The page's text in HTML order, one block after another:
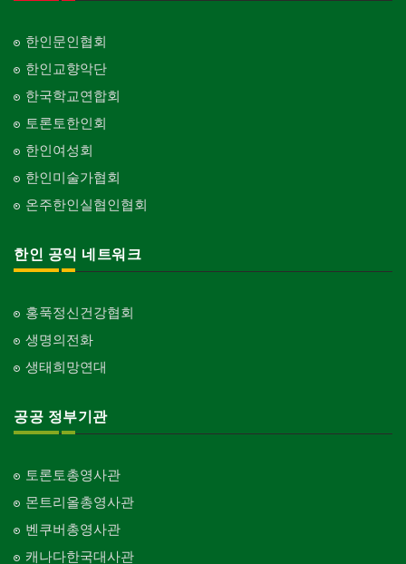
한인문인협회
한인교향악단
한국학교연합회
토론토한인회
한인여성회
한인미술가협회
온주한인실협인협회
한인 공익 네트워크
홍푹정신건강협회
생명의전화
생태희망연대
공공 정부기관
토론토총영사관
몬트리올총영사관
벤쿠버총영사관
캐나다한국대사관